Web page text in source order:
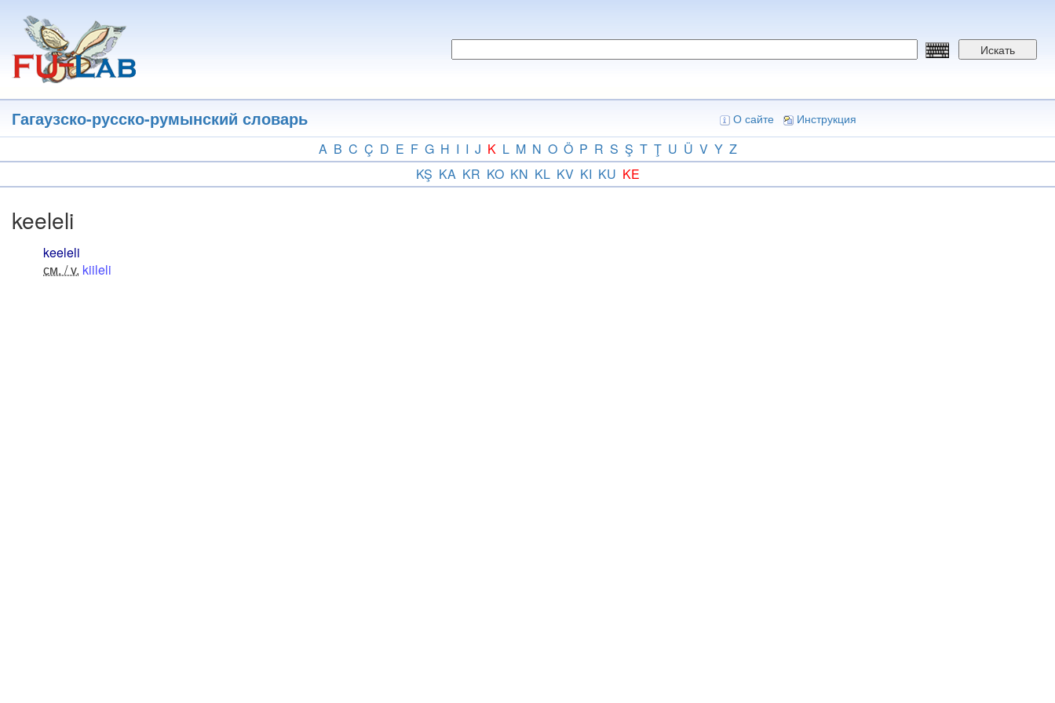
основному
содержанию
Искать
Гагаузско-русско-румынский словарь О сайте Инструкция
A B C Ç D E F G H I I J K L M N O Ö P R S Ş T Ţ U Ü V Y Z
KŞ KA KR KO KN KL KV KI KU KE
keeleli
keeleli
см. / v. kiileli